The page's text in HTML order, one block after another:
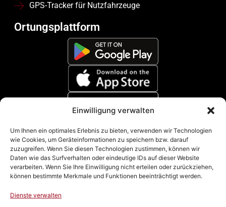
Einwilligung verwalten
Um Ihnen ein optimales Erlebnis zu bieten, verwenden wir Technologien
wie Cookies, um Geräteinformationen zu speichern bzw. darauf
zuzugreifen. Wenn Sie diesen Technologien zustimmen, können wir
Daten wie das Surfverhalten oder eindeutige IDs auf dieser Website
verarbeiten. Wenn Sie Ihre Einwilligung nicht erteilen oder zurückziehen,
können bestimmte Merkmale und Funktionen beeinträchtigt werden.
Dienste verwalten
GPS-Tracker für Nutzfahrzeuge
Ortungsplattform
Zahlungsmethoden